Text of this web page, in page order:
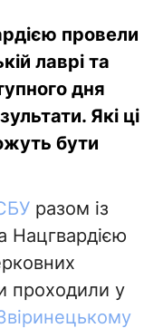
провели
лаврі та
дня
Які ці
бути
разом із
Нацгвардією
проходили у